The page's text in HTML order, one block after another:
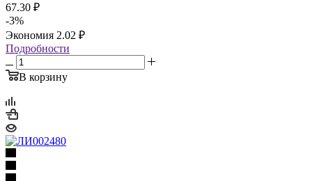
67.30 ₽
-3%
Экономия 2.02 ₽
Подробности
В корзину